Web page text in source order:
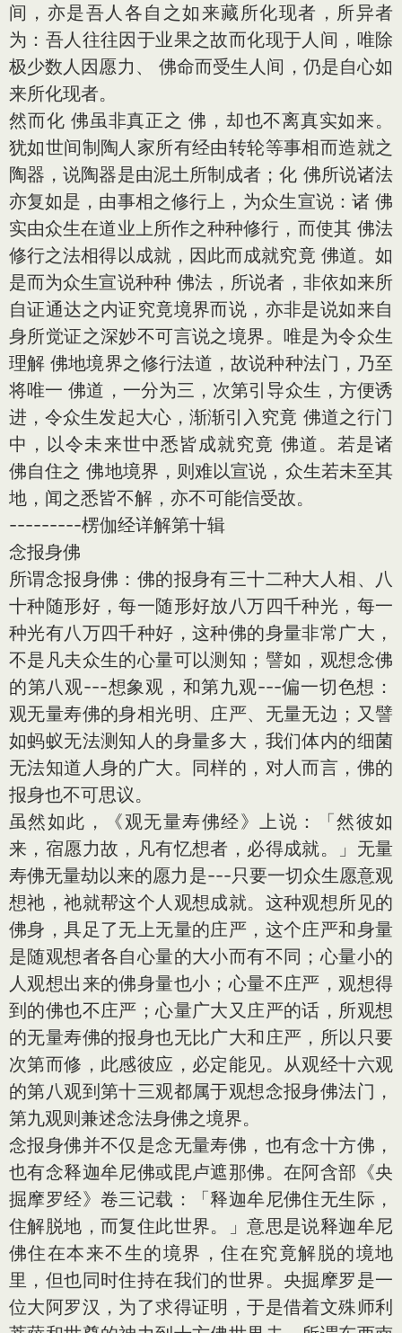
间，亦是吾人各自之如来藏所化现者，所异者
为：吾人往往因于业果之故而化现于人间，唯除
极少数人因愿力、 佛命而受生人间，仍是自心如
来所化现者。
然而化 佛虽非真正之 佛，却也不离真实如来。
犹如世间制陶人家所有经由转轮等事相而造就之
陶器，说陶器是由泥土所制成者；化 佛所说诸法
亦复如是，由事相之修行上，为众生宣说：诸 佛
实由众生在道业上所作之种种修行，而使其 佛法
修行之法相得以成就，因此而成就究竟 佛道。如
是而为众生宣说种种 佛法，所说者，非依如来所
自证通达之内证究竟境界而说，亦非是说如来自
身所觉证之深妙不可言说之境界。唯是为令众生
理解 佛地境界之修行法道，故说种种法门，乃至
将唯一 佛道，一分为三，次第引导众生，方便诱
进，令众生发起大心，渐渐引入究竟 佛道之行门
中，以令未来世中悉皆成就究竟 佛道。若是诸
佛自住之 佛地境界，则难以宣说，众生若未至其
地，闻之悉皆不解，亦不可能信受故。
---------楞伽经详解第十辑
念报身佛
所谓念报身佛：佛的报身有三十二种大人相、八
十种随形好，每一随形好放八万四千种光，每一
种光有八万四千种好，这种佛的身量非常广大，
不是凡夫众生的心量可以测知；譬如，观想念佛
的第八观---想象观，和第九观---偏一切色想：
观无量寿佛的身相光明、庄严、无量无边；又譬
如蚂蚁无法测知人的身量多大，我们体内的细菌
无法知道人身的广大。同样的，对人而言，佛的
报身也不可思议。
虽然如此，《观无量寿佛经》上说：「然彼如
来，宿愿力故，凡有忆想者，必得成就。」无量
寿佛无量劫以来的愿力是---只要一切众生愿意观
想祂，祂就帮这个人观想成就。这种观想所见的
佛身，具足了无上无量的庄严，这个庄严和身量
是随观想者各自心量的大小而有不同；心量小的
人观想出来的佛身量也小；心量不庄严，观想得
到的佛也不庄严；心量广大又庄严的话，所观想
的无量寿佛的报身也无比广大和庄严，所以只要
次第而修，此感彼应，必定能见。从观经十六观
的第八观到第十三观都属于观想念报身佛法门，
第九观则兼述念法身佛之境界。
念报身佛并不仅是念无量寿佛，也有念十方佛，
也有念释迦牟尼佛或毘卢遮那佛。在阿含部《央
掘摩罗经》卷三记载：「释迦牟尼佛住无生际，
住解脱地，而复住此世界。」意思是说释迦牟尼
佛住在本来不生的境界，住在究竟解脱的境地
里，但也同时住持在我们的世界。央掘摩罗是一
位大阿罗汉，为了求得证明，于是借着文殊师利